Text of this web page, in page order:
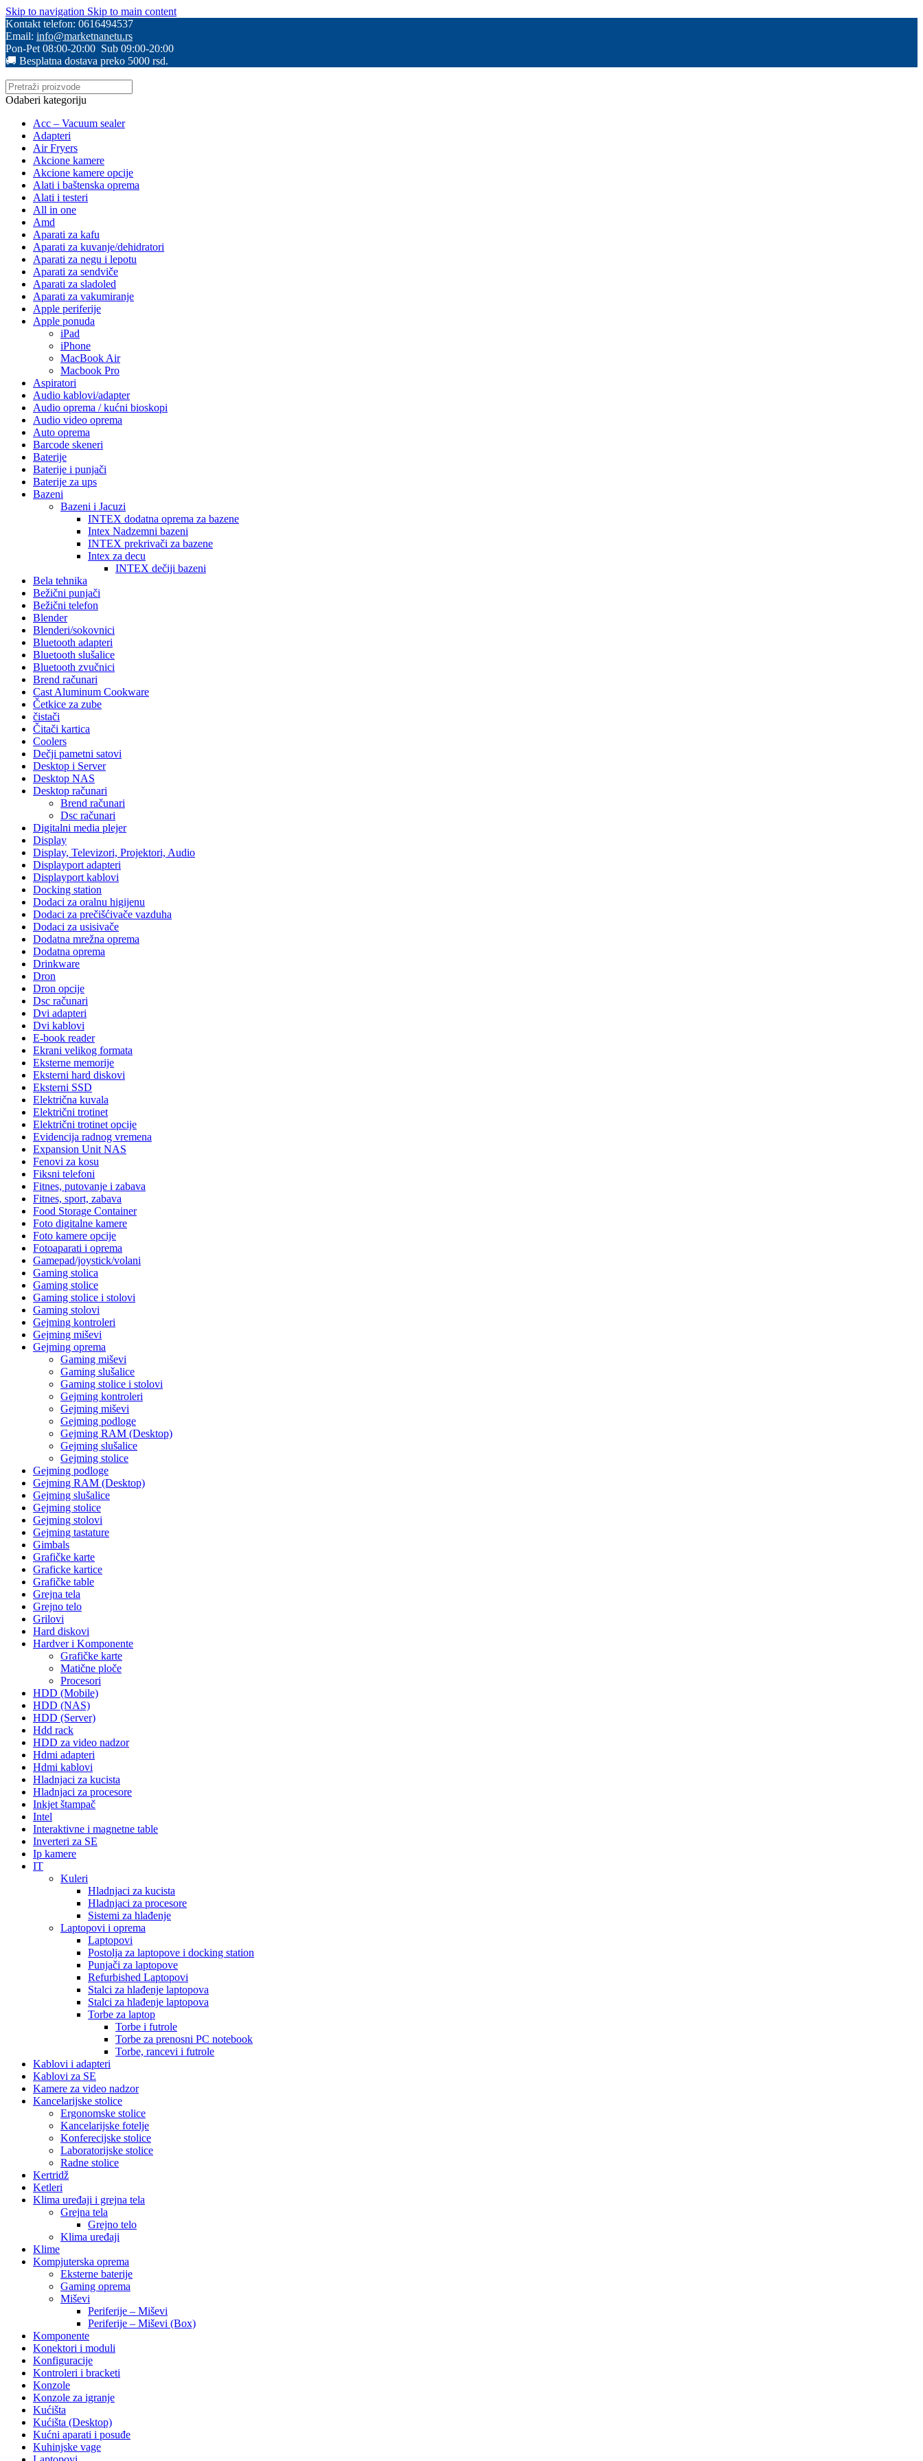
Skip to navigation Skip to main content
Kontakt telefon: 0616494537
Email: info@marketnanetu.rs
Pon-Pet 08:00-20:00 Sub 09:00-20:00
🚚 Besplatna dostava preko 5000 rsd.
Odaberi kategoriju
Acc – Vacuum sealer
Adapteri
Air Fryers
Akcione kamere
Akcione kamere opcije
Alati i baštenska oprema
Alati i testeri
All in one
Amd
Aparati za kafu
Aparati za kuvanje/dehidratori
Aparati za negu i lepotu
Aparati za sendviče
Aparati za sladoled
Aparati za vakumiranje
Apple periferije
Apple ponuda
iPad
iPhone
MacBook Air
Macbook Pro
Aspiratori
Audio kablovi/adapter
Audio oprema / kućni bioskopi
Audio video oprema
Auto oprema
Barcode skeneri
Baterije
Baterije i punjači
Baterije za ups
Bazeni
Bazeni i Jacuzi
INTEX dodatna oprema za bazene
Intex Nadzemni bazeni
INTEX prekrivači za bazene
Intex za decu
INTEX dečiji bazeni
Bela tehnika
Bežični punjači
Bežični telefon
Blender
Blenderi/sokovnici
Bluetooth adapteri
Bluetooth slušalice
Bluetooth zvučnici
Brend računari
Cast Aluminum Cookware
Četkice za zube
čistači
Čitači kartica
Coolers
Dečji pametni satovi
Desktop i Server
Desktop NAS
Desktop računari
Brend računari
Dsc računari
Digitalni media plejer
Display
Display, Televizori, Projektori, Audio
Displayport adapteri
Displayport kablovi
Docking station
Dodaci za oralnu higijenu
Dodaci za prečišćivače vazduha
Dodaci za usisivače
Dodatna mrežna oprema
Dodatna oprema
Drinkware
Dron
Dron opcije
Dsc računari
Dvi adapteri
Dvi kablovi
E-book reader
Ekrani velikog formata
Eksterne memorije
Eksterni hard diskovi
Eksterni SSD
Električna kuvala
Električni trotinet
Električni trotinet opcije
Evidencija radnog vremena
Expansion Unit NAS
Fenovi za kosu
Fiksni telefoni
Fitnes, putovanje i zabava
Fitnes, sport, zabava
Food Storage Container
Foto digitalne kamere
Foto kamere opcije
Fotoaparati i oprema
Gamepad/joystick/volani
Gaming stolica
Gaming stolice
Gaming stolice i stolovi
Gaming stolovi
Gejming kontroleri
Gejming miševi
Gejming oprema
Gaming miševi
Gaming slušalice
Gaming stolice i stolovi
Gejming kontroleri
Gejming miševi
Gejming podloge
Gejming RAM (Desktop)
Gejming slušalice
Gejming stolice
Gejming podloge
Gejming RAM (Desktop)
Gejming slušalice
Gejming stolice
Gejming stolovi
Gejming tastature
Gimbals
Grafičke karte
Graficke kartice
Grafičke table
Grejna tela
Grejno telo
Grilovi
Hard diskovi
Hardver i Komponente
Grafičke karte
Matične ploče
Procesori
HDD (Mobile)
HDD (NAS)
HDD (Server)
Hdd rack
HDD za video nadzor
Hdmi adapteri
Hdmi kablovi
Hladnjaci za kucista
Hladnjaci za procesore
Inkjet štampač
Intel
Interaktivne i magnetne table
Inverteri za SE
Ip kamere
IT
Kuleri
Hladnjaci za kucista
Hladnjaci za procesore
Sistemi za hlađenje
Laptopovi i oprema
Laptopovi
Postolja za laptopove i docking station
Punjači za laptopove
Refurbished Laptopovi
Stalci za hlađenje laptopova
Stalci za hlađenje laptopova
Torbe za laptop
Torbe i futrole
Torbe za prenosni PC notebook
Torbe, rancevi i futrole
Kablovi i adapteri
Kablovi za SE
Kamere za video nadzor
Kancelarijske stolice
Ergonomske stolice
Kancelarijske fotelje
Konferecijske stolice
Laboratorijske stolice
Radne stolice
Kertridž
Ketleri
Klima uređaji i grejna tela
Grejna tela
Grejno telo
Klima uređaji
Klime
Kompjuterska oprema
Eksterne baterije
Gaming oprema
Miševi
Periferije – Miševi
Periferije – Miševi (Box)
Komponente
Konektori i moduli
Konfiguracije
Kontroleri i bracketi
Konzole
Konzole za igranje
Kućišta
Kućišta (Desktop)
Kućni aparati i posuđe
Kuhinjske vage